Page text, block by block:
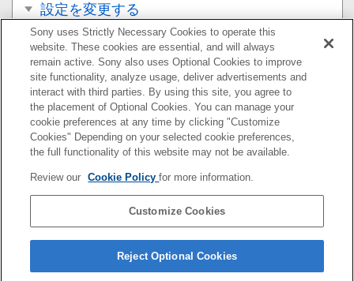
設定を変更する
便利な機能を使う
困ったときは
故障かな？と思ったら
画面に何も表示されない
本機から音が出ない
ソフトウエアアップデート
Sony uses Strictly Necessary Cookies to operate this
website. These cookies are essential, and will always
remain active. Sony also uses Optional Cookies to improve
site functionality, analyze usage, deliver advertisements and
interact with third parties. By using this site, you agree to
the placement of Optional Cookies. You can manage your
cookie preferences at any time by clicking "Customize
Cookies" Depending on your selected cookie preferences,
the full functionality of this website may not be available.
Review our Cookie Policyfor more information.
Customize Cookies
Reject Optional Cookies